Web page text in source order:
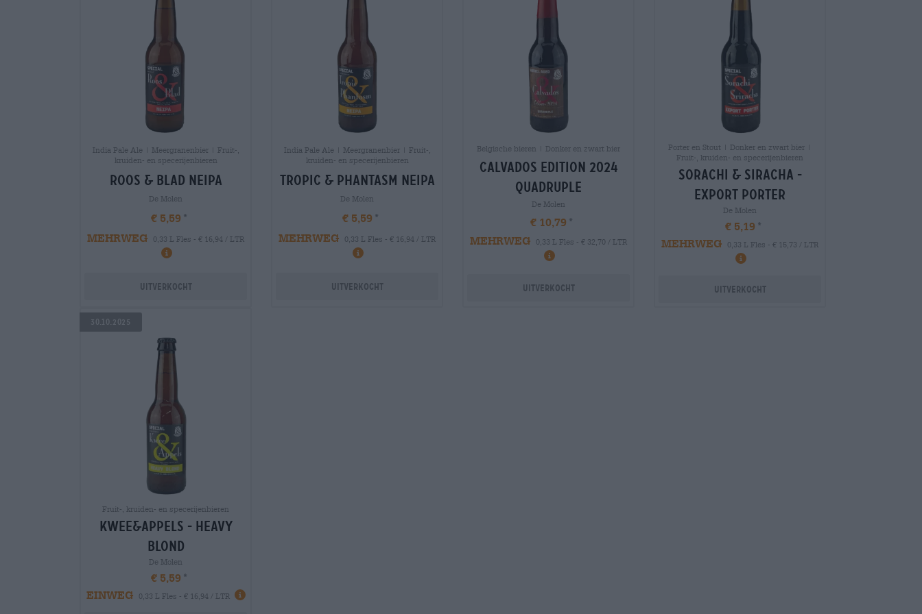
India Pale Ale | Meergranenbier | Fruit-,
kruiden- en specerijenbieren
roos & blad neipa
De Molen
€ 5,59
MEHRWEG
0,33 L Fles - € 16,94 / LTR
Uitverkocht
India Pale Ale | Meergranenbier | Fruit-,
kruiden- en specerijenbieren
tropic & phantasm neipa
De Molen
€ 5,59
MEHRWEG
0,33 L Fles - € 16,94 / LTR
Uitverkocht
Belgische bieren | Donker en zwart bier
calvados edition 2024
quadruple
De Molen
€ 10,79
MEHRWEG
0,33 L Fles - € 32,70 / LTR
Uitverkocht
Porter en Stout | Donker en zwart bier |
Fruit-, kruiden- en specerijenbieren
sorachi & siracha -
export porter
De Molen
€ 5,19
MEHRWEG
0,33 L Fles - € 15,73 / LTR
Uitverkocht
30.10.2025
Fruit-, kruiden- en specerijenbieren
kwee&appels - heavy
blond
De Molen
€ 5,59
EINWEG
0,33 L Fles - € 16,94 / LTR